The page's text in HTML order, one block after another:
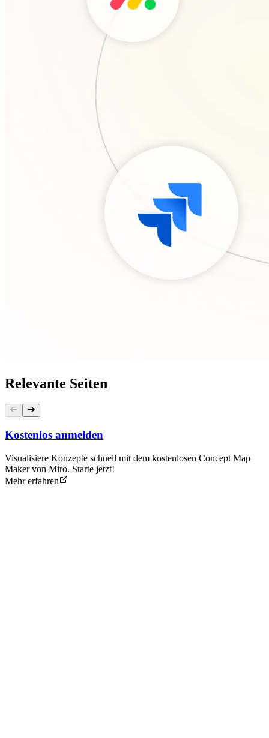
Relevante Seiten
Kostenlos anmelden
Visualisiere Konzepte schnell mit dem kostenlosen Concept Map
Maker von Miro. Starte jetzt!
Mehr erfahren